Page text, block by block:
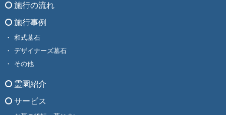
施行の流れ
施行事例
和式墓石
デザイナーズ墓石
その他
霊園紹介
サービス